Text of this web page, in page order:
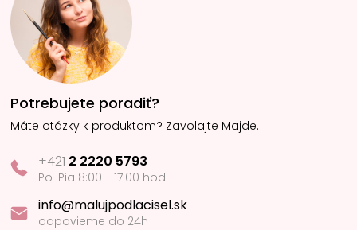
Potrebujete poradiť?
Máte otázky k produktom? Zavolajte Majde.
+421 2 2220 5793
Po-Pia 8:00 - 17:00 hod.
info@malujpodlacisel.sk
odpovieme do 24h